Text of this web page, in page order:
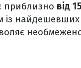
приблизно від
найдешевших